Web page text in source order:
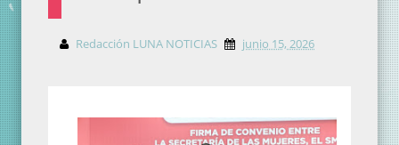
Redacción LUNA NOTICIAS junio 15, 2026